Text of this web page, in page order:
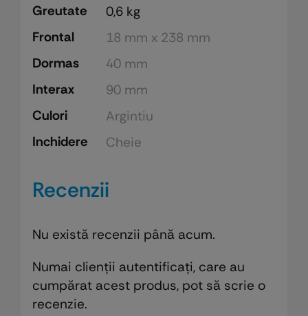
Greutate
0,6 kg
Frontal
18 mm x 238 mm
Dormas
40 mm
Interax
90 mm
Culori
Argintiu
Inchidere
Cheie
Recenzii
Nu există recenzii până acum.
Numai clienții autentificați, care au
cumpărat acest produs, pot să scrie o
recenzie.